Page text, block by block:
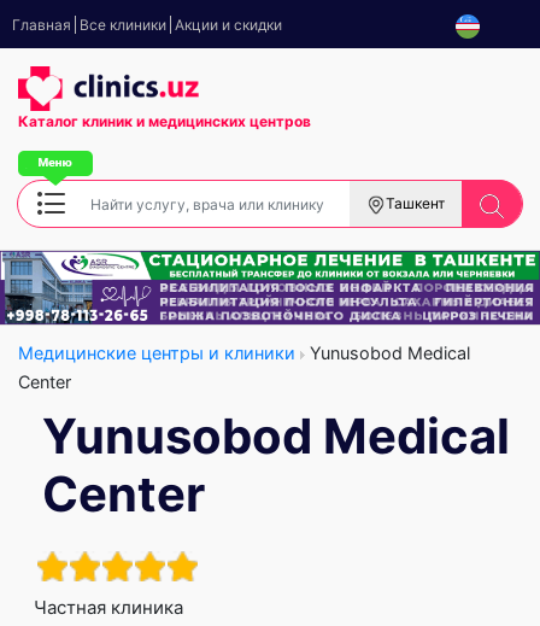
Главная Все клиники Акции и скидки
Каталог клиник и медицинских центров
Ташкент
Медицинские центры и клиники
Yunusobod Medical
Center
Yunusobod Medical
Center
Частная клиника